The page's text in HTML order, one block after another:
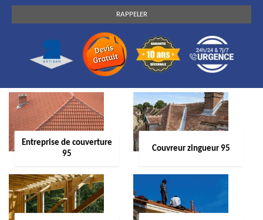
Entreprise de couverture
95
Couvreur zingueur 95